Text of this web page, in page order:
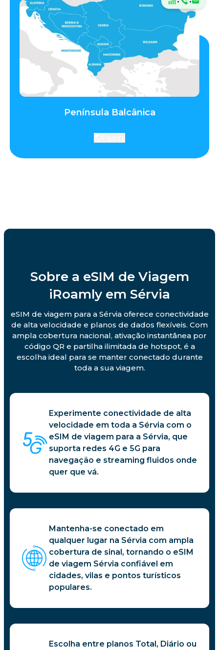
Península Balcânica
Sobre a eSIM de Viagem
iRoamly em Sérvia
eSIM de viagem para a Sérvia oferece conectividade
de alta velocidade e planos de dados flexíveis. Com
ampla cobertura nacional, ativação instantânea por
código QR e partilha ilimitada de hotspot, é a
escolha ideal para se manter conectado durante
toda a sua viagem.
Experimente conectividade de alta
velocidade em toda a Sérvia com o
eSIM de viagem para a Sérvia, que
suporta redes 4G e 5G para
navegação e streaming fluidos onde
quer que vá.
Mantenha-se conectado em
qualquer lugar na Sérvia com ampla
cobertura de sinal, tornando o eSIM
de viagem Sérvia confiável em
cidades, vilas e pontos turísticos
populares.
Escolha entre planos Total, Diário ou